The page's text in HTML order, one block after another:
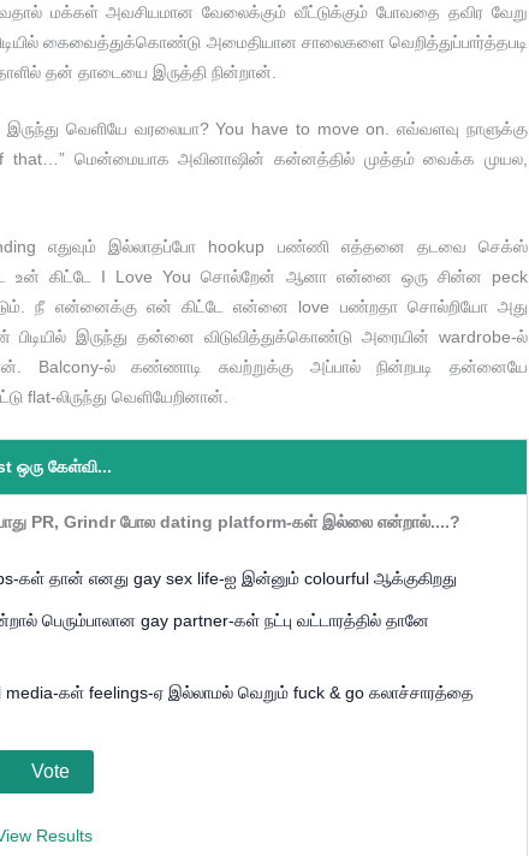
மக்கள் அவசியமான வேலைக்கும் வீட்டுக்கும் போவதை தவிர வேறு
கைவைத்துக்கொண்டு அமைதியான சாலைகளை வெறித்துப்பார்த்தபடி
தன் தாடையை இருத்தி நின்றான்.
வெளியே வரலையா? You have to move on. எவ்வளவு நாளுக்கு
that…” மென்மையாக அவினாஷின் கன்னத்தில் முத்தம் வைக்க முயல,
எதுவும் இல்லாதப்போ hookup பண்ணி எத்தனை தடவை செக்ஸ்
உன் கிட்டே I Love You சொல்றேன் ஆனா என்னை ஒரு சின்ன peck
நீ என்னைக்கு என் கிட்டே என்னை love பண்றதா சொல்றியோ அது
இருந்து தன்னை விடுவித்துக்கொண்டு அரையின் wardrobe-ல்
Balcony-ல் கண்ணாடி சுவற்றுக்கு அப்பால் நின்றபடி தன்னையே
flat-லிருந்து வெளியேறினான்.
ஒரு கேள்வி...
PR, Grindr போல dating platform-கள் இல்லை என்றால்....?
கள் தான் எனது gay sex life-ஐ இன்னும் colourful ஆக்குகிறது
பெரும்பாலான gay partner-கள் நட்பு வட்டாரத்தில் தானே
கள் feelings-ஏ இல்லாமல் வெறும் fuck & go கலாச்சாரத்தை
Results